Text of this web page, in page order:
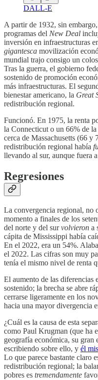
DALL-E
A partir de 1932, sin
programas del New Deal
inversión en infraestructuras
gigantesca movilización
mundial trajo consigo un
Tras la guerra, el gobierno
sostenido de promoción
más infraestructuras. El
bienestar americano, la Great
redistribución regional.
Funcionó. En 1975, la renta
la Connecticut o un 66% de la
cerca de Massachusetts (66 y
redistribución regional había
llevando al sur, aunque fuera
Regresiones
La convergencia regional, no
momento a finales de los
del norte y del survolvieron a
cápita de Mississippi había
En el 2022, era un 54%.
el 2022. Las cifras son muy
tenía el mismo nivel de renta
El aumento de las diferencias
sostenido; la brecha se abre
cerrarse ligeramente en los
hacia una mayor divergencia
¿Cuál es la causa de esta
como Paul Krugman (que ha
geografía económica, su gran
escribiendo sobre ello, y él
Lo que parece bastante claro
redistribución regional; la
pobres es tremendamente